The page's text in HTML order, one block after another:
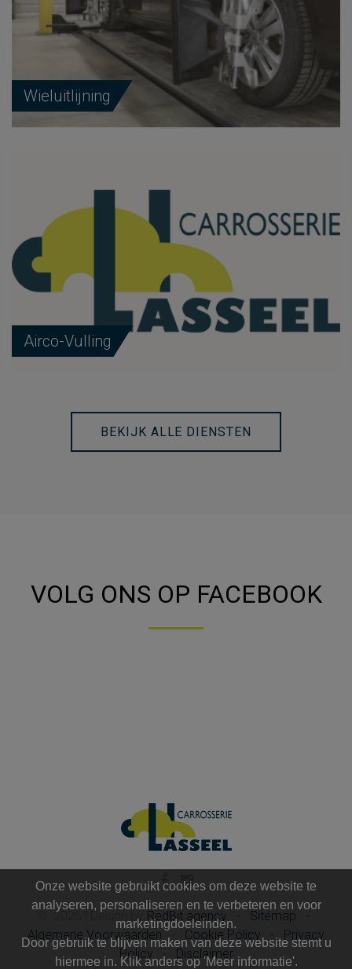
Onze website gebruikt cookies om deze website te
analyseren, personaliseren en te verbeteren en voor
marketingdoeleinden.
Door gebruik te blijven maken van deze website stemt u
hiermee in. Klik anders op 'Meer informatie'.
Wieluitlijning
Airco-Vulling
BEKIJK ALLE DIENSTEN
VOLG ONS OP FACEBOOK
2026 Design by RedBit.agency Sitemap
Algemene Voorwaarden • Cookie Policy • Privacy
Policy
• Disclaimer